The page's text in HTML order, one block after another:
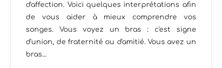
d'affection. Voici quelques interprétations afin
de vous aider à mieux comprendre vos
songes. Vous voyez un bras : c'est signe
d'union, de fraternité ou d'amitié. Vous avez un
bras...